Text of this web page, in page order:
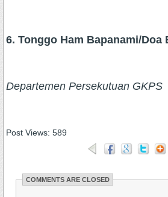
6. Tonggo Ham Bapanami/Doa
Departemen Persekutuan GKPS
Post Views: 589
COMMENTS ARE CLOSED